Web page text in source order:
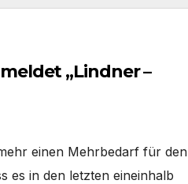
einen Mehrbedarf für den
es in den letzten eineinhalb